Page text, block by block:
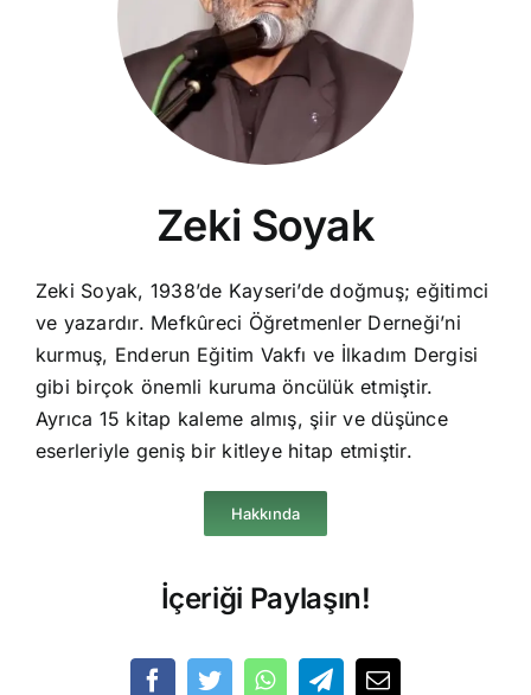
Zeki Soyak
Zeki Soyak, 1938’de Kayseri’de doğmuş; eğitimci
ve yazardır. Mefkûreci Öğretmenler Derneği’ni
kurmuş, Enderun Eğitim Vakfı ve İlkadım Dergisi
gibi birçok önemli kuruma öncülük etmiştir.
Ayrıca 15 kitap kaleme almış, şiir ve düşünce
eserleriyle geniş bir kitleye hitap etmiştir.
Hakkında
İçeriği Paylaşın!